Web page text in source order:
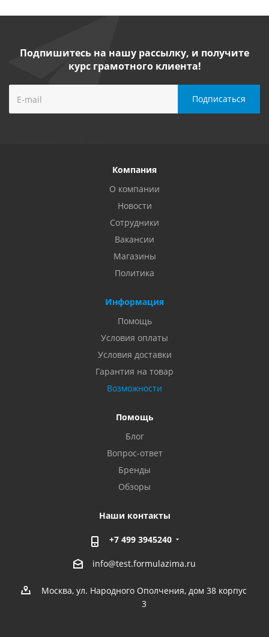
Подпишитесь на нашу рассылку, и получите
курс грамотного клиента!
Компания
О компании
Новости
Сотрудники
Вакансии
Магазины
Политика
Информация
Помощь
Условия оплаты
Условия доставки
Гарантия на товар
Возможности
Помощь
Блог
Вопрос-ответ
Бренды
Обзоры
Наши контакты
+7 499 3945240
info@test.formulazima.ru
Москва, ул. Народного Ополчения, дом 38 корпус
3